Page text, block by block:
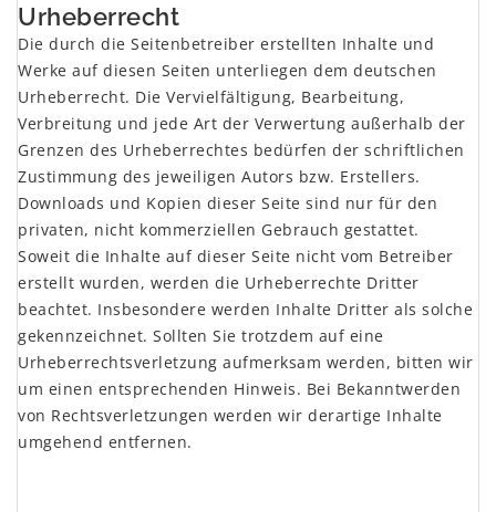
Urheberrecht
Die durch die Seitenbetreiber erstellten Inhalte und
Werke auf diesen Seiten unterliegen dem deutschen
Urheberrecht. Die Vervielfältigung, Bearbeitung,
Verbreitung und jede Art der Verwertung außerhalb der
Grenzen des Urheberrechtes bedürfen der schriftlichen
Zustimmung des jeweiligen Autors bzw. Erstellers.
Downloads und Kopien dieser Seite sind nur für den
privaten, nicht kommerziellen Gebrauch gestattet.
Soweit die Inhalte auf dieser Seite nicht vom Betreiber
erstellt wurden, werden die Urheberrechte Dritter
beachtet. Insbesondere werden Inhalte Dritter als solche
gekennzeichnet. Sollten Sie trotzdem auf eine
Urheberrechtsverletzung aufmerksam werden, bitten wir
um einen entsprechenden Hinweis. Bei Bekanntwerden
von Rechtsverletzungen werden wir derartige Inhalte
umgehend entfernen.